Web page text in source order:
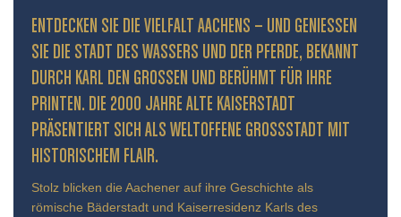
ENTDECKEN SIE DIE VIELFALT AACHENS – UND GENIESSEN S
IE DIE STADT DES WASSERS UND DER PFERDE, BEKANNT D
URCH KARL DEN GROSSEN UND BERÜHMT FÜR IHRE PR
INTEN. DIE 2000 JAHRE ALTE KAISERSTADT PR
ÄSENTIERT SICH ALS WELTOFFENE GROSSSTADT MIT HIS
TORISCHEM FLAIR.
Stolz blicken die Aachener auf ihre Geschichte als
römische Bäderstadt und Kaiserresidenz Karls des